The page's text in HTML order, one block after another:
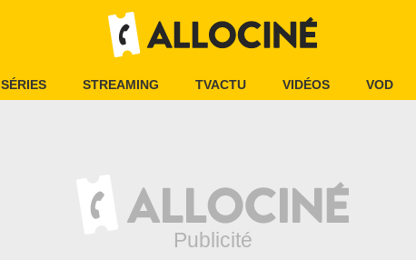
SÉRIES STREAMING TVACTU VIDÉOS VOD